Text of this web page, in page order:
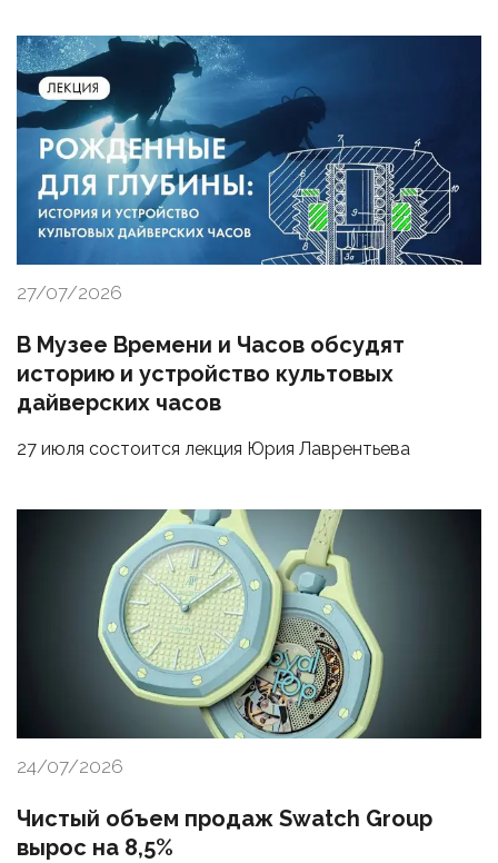
27/07/2026
В Музее Времени и Часов обсудят
историю и устройство культовых
дайверских часов
27 июля состоится лекция Юрия Лаврентьева
24/07/2026
Чистый объем продаж Swatch Group
вырос на 8,5%